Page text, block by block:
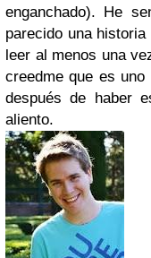
enganchado). He
parecido una
leer al menos una
creedme que es
después de haber
aliento.